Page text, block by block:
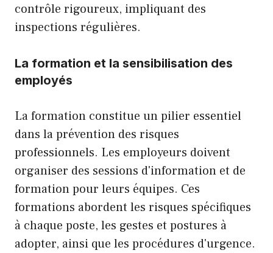
contrôle rigoureux, impliquant des
inspections régulières.
La formation et la sensibilisation des
employés
La formation constitue un pilier essentiel
dans la prévention des risques
professionnels. Les employeurs doivent
organiser des sessions d'information et de
formation pour leurs équipes. Ces
formations abordent les risques spécifiques
à chaque poste, les gestes et postures à
adopter, ainsi que les procédures d'urgence.